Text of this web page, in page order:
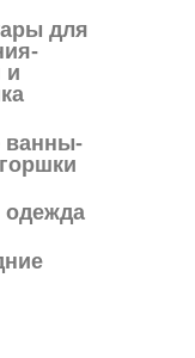
для
и
ванны-
одежда